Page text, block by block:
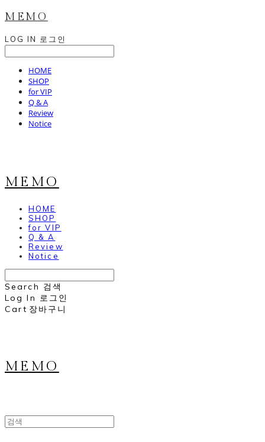
MEMO
LOG IN 로그인
HOME
SHOP
for VIP
Q & A
Review
Notice
MEMO
HOME
SHOP
for VIP
Q & A
Review
Notice
Search 검색
Log In 로그인
Cart 장바구니
MEMO